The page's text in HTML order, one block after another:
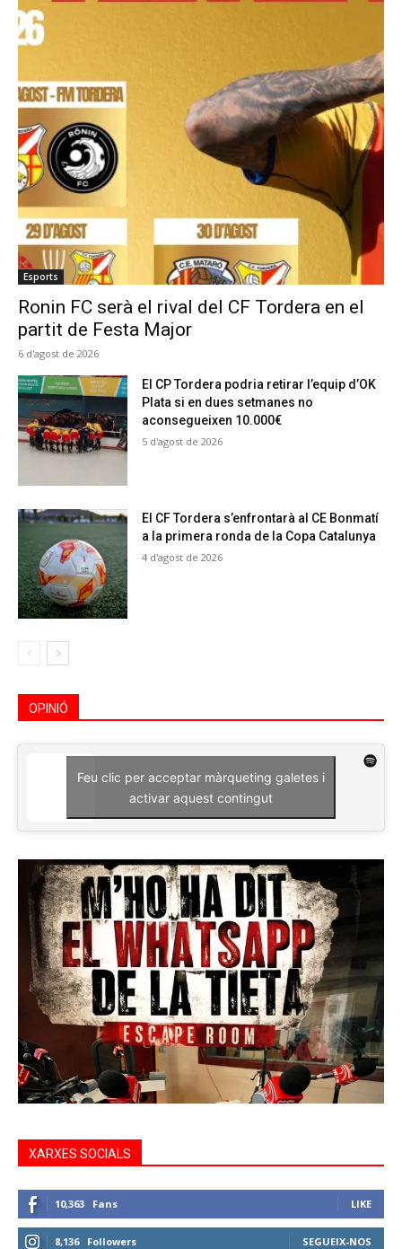
Esports
Ronin FC serà el rival del CF Tordera en el
partit de Festa Major
6 d'agost de 2026
El CP Tordera podria retirar l’equip d’OK
Plata si en dues setmanes no
aconsegueixen 10.000€
5 d'agost de 2026
El CF Tordera s’enfrontarà al CE Bonmatí
a la primera ronda de la Copa Catalunya
4 d'agost de 2026
OPINIÓ
Feu clic per acceptar màrqueting galetes i
activar aquest contingut
XARXES SOCIALS
10,363 Fans LIKE
8,136 Followers SEGUEIX-NOS